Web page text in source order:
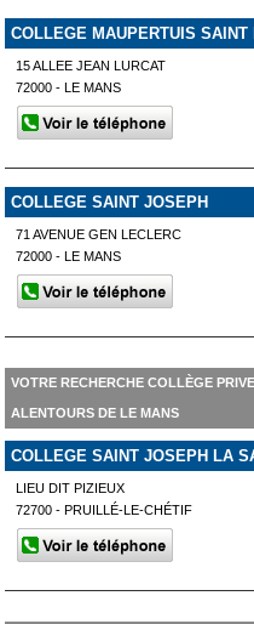
COLLEGE MAUPERTUIS SAINT
15 ALLEE JEAN LURCAT
72000 - LE MANS
COLLEGE SAINT JOSEPH
71 AVENUE GEN LECLERC
72000 - LE MANS
VOTRE RECHERCHE COLLÈGE
ALENTOURS DE LE MANS
COLLEGE SAINT JOSEPH LA
LIEU DIT PIZIEUX
72700 - PRUILLÉ-LE-CHÉTIF